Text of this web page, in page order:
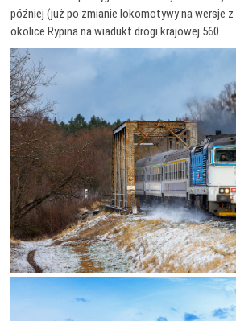
później (już po zmianie lokomotywy na wersje
okolice Rypina na wiadukt drogi krajowej 560.